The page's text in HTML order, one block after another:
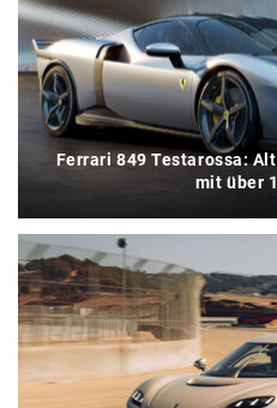
Ferrari 849 Testarossa:
mit über